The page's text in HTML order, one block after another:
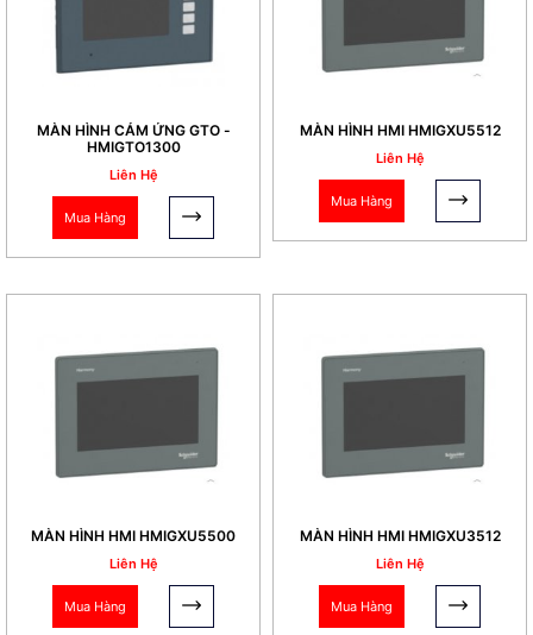
MÀN HÌNH CẢM ỨNG GTO -
HMIGTO1300
Liên Hệ
Mua Hàng
MÀN HÌNH HMI HMIGXU5512
Liên Hệ
Mua Hàng
MÀN HÌNH HMI HMIGXU5500
Liên Hệ
Mua Hàng
MÀN HÌNH HMI HMIGXU3512
Liên Hệ
Mua Hàng